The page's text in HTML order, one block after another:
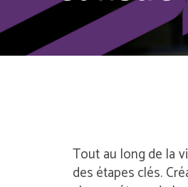
Tout au long de la
des étapes clés.